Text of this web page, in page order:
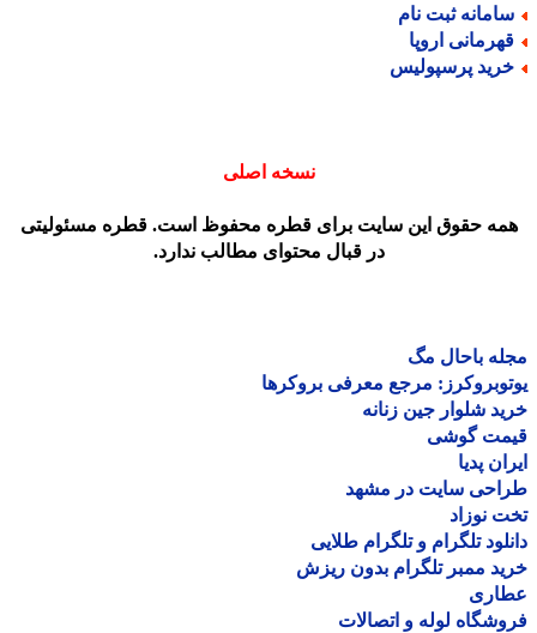
ثبت نام
اروپا
پرسپولیس
نسخه اصلی
حقوق این سایت برای قطره محفوظ است. قطره مسئولیتی
در قبال محتوای مطالب ندارد.
باحال مگ
مرجع معرفی بروکرها
شلوار جین زنانه
گوشی
پدیا
سایت در مشهد
نوزاد
تلگرام و تلگرام طلایی
ممبر تلگرام بدون ریزش
لوله و اتصالات